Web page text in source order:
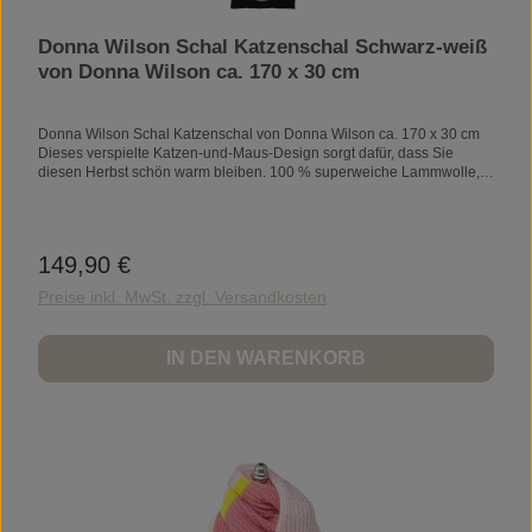
Donna Wilson Schal Katzenschal Schwarz-weiß
von Donna Wilson ca. 170 x 30 cm
Donna Wilson Schal Katzenschal von Donna Wilson ca. 170 x 30 cm
Dieses verspielte Katzen-und-Maus-Design sorgt dafür, dass Sie
diesen Herbst schön warm bleiben. 100 % superweiche Lammwolle,
Informationen zur Pflege von Lammwolle finden Sie hier. Hergestellt
unserer Mikrostrickfabrik in der schottischen Stadt Dundee. Hergestellt
Regulärer Preis:
149,90 €
Preise inkl. MwSt. zzgl. Versandkosten
IN DEN WARENKORB